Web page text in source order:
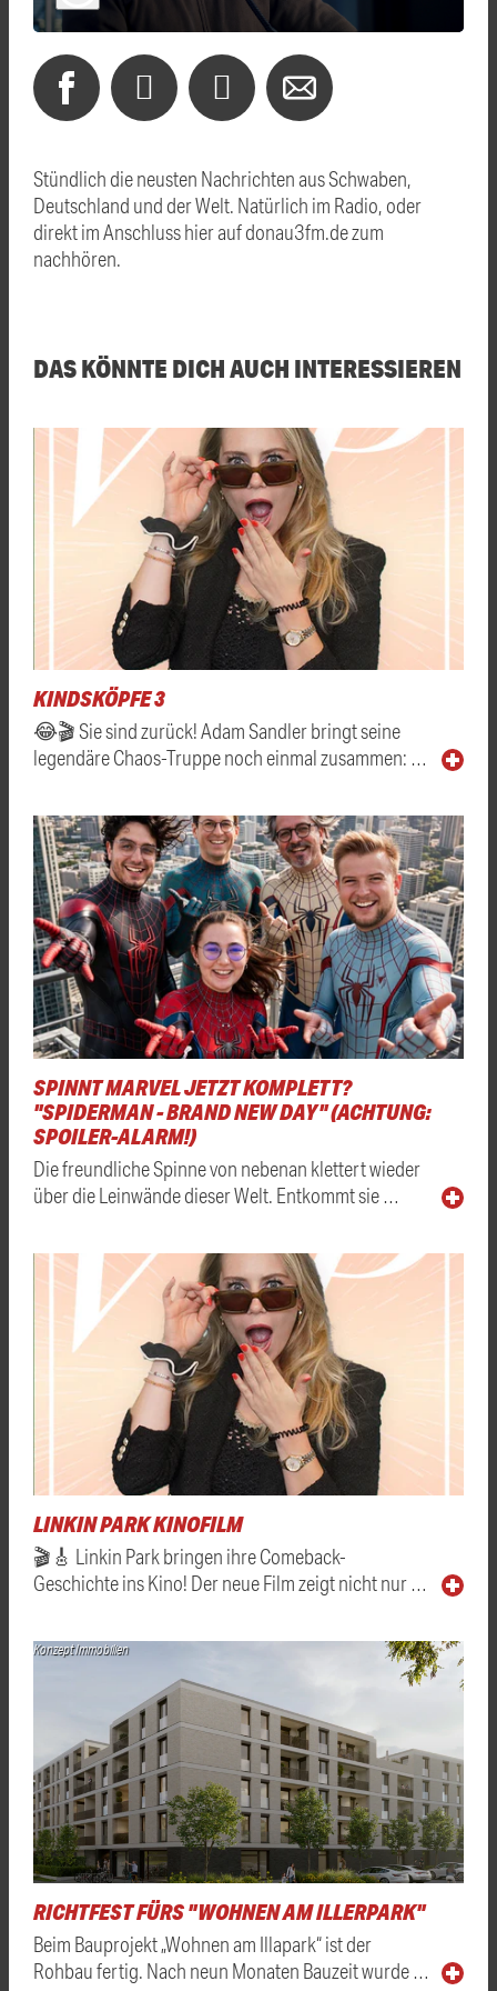
Stündlich die neusten Nachrichten aus Schwaben,
Deutschland und der Welt. Natürlich im Radio, oder
direkt im Anschluss hier auf donau3fm.de zum
nachhören.
DAS KÖNNTE DICH AUCH INTERESSIEREN
KINDSKÖPFE 3
😂🎬 Sie sind zurück! Adam Sandler bringt seine
legendäre Chaos-Truppe noch einmal zusammen: …
SPINNT MARVEL JETZT KOMPLETT?
"SPIDERMAN - BRAND NEW DAY" (ACHTUNG:
SPOILER-ALARM!)
Die freundliche Spinne von nebenan klettert wieder
über die Leinwände dieser Welt. Entkommt sie …
LINKIN PARK KINOFILM
🎬🎸 Linkin Park bringen ihre Comeback-
Geschichte ins Kino! Der neue Film zeigt nicht nur …
Konzept Immobilien
RICHTFEST FÜRS "WOHNEN AM ILLERPARK"
Beim Bauprojekt „Wohnen am Illapark“ ist der
Rohbau fertig. Nach neun Monaten Bauzeit wurde …